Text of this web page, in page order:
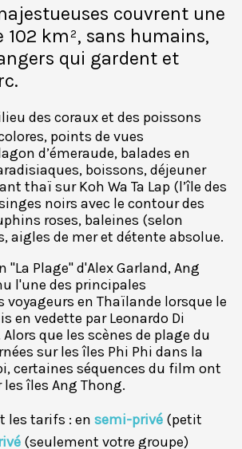
couvrent une
102 km², sans humains,
qui gardent et
des coraux et des poissons
points de vues
d’émeraude, balades en
boissons, déjeuner
thaï sur Koh Wa Ta Lap (l’île des
noirs avec le contour des
roses, baleines (selon
aigles de mer et détente absolue.
"La Plage" d'Alex Garland, Ang
l'une des principales
en Thaïlande lorsque le
en vedette par Leonardo Di
que les scènes de plage du
sur les îles Phi Phi dans la
certaines séquences du film ont
îles Ang Thong.
les tarifs : en semi-privé (petit
(seulement votre groupe)